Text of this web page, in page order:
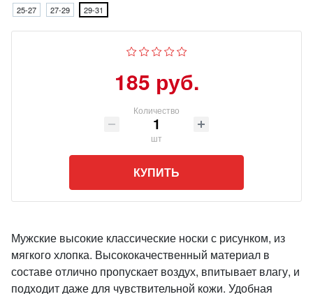
25-27 27-29 29-31
185 руб.
Количество
шт
КУПИТЬ
Мужские высокие классические носки с рисунком, из
мягкого хлопка. Высококачественный материал в
составе отлично пропускает воздух, впитывает влагу, и
подходит даже для чувствительной кожи. Удобная